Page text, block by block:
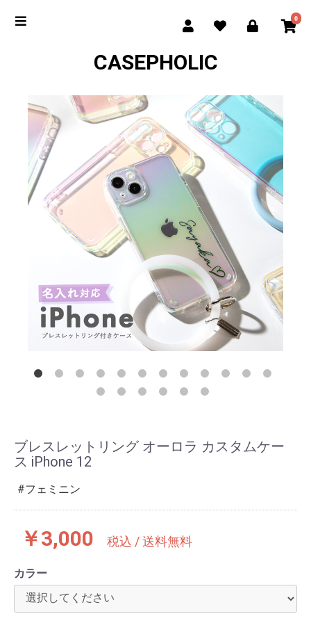
0
CASEPHOLIC
ブレスレットリング オーロラ カスタムケー
ス iPhone 12
フェミニン
￥3,000 税込 / 送料無料
カラー